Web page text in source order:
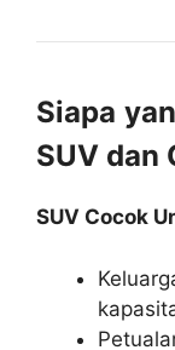
Siapa
SUV dan
SUV Cocok